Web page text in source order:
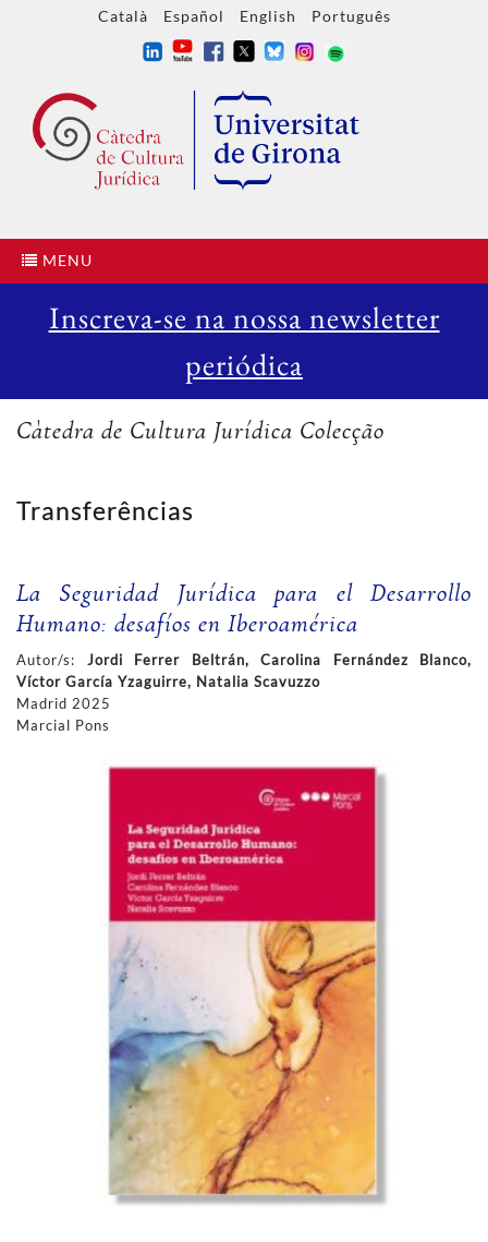
Català Español English Português
MENU
Inscreva-se na nossa newsletter
periódica
Càtedra de Cultura Jurídica Colecção
Transferências
La Seguridad Jurídica para el Desarrollo
Humano: desafíos en Iberoamérica
Autor/s: Jordi Ferrer Beltrán, Carolina Fernández Blanco,
Víctor García Yzaguirre, Natalia Scavuzzo
Madrid 2025
Marcial Pons